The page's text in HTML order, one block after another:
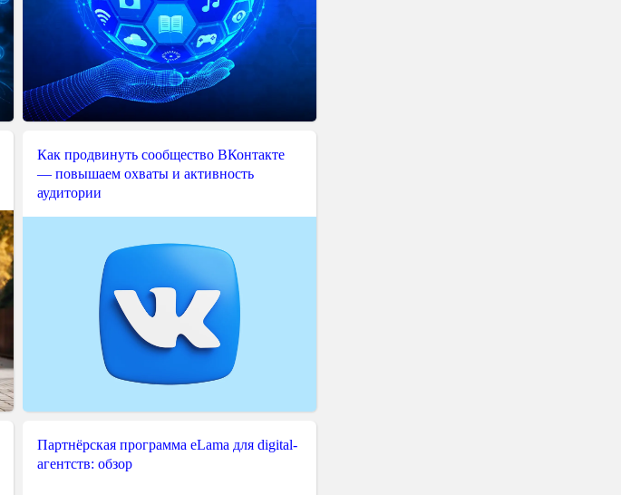
Как продвинуть сообщество ВКонтакте
— повышаем охваты и активность
аудитории
Партнёрская программа eLama для digital-
агентств: обзор